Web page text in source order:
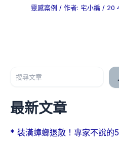
靈感案例 / 作者: 宅小編/ 20
最新文章
* 裝潢蟑螂退散！專家不說的